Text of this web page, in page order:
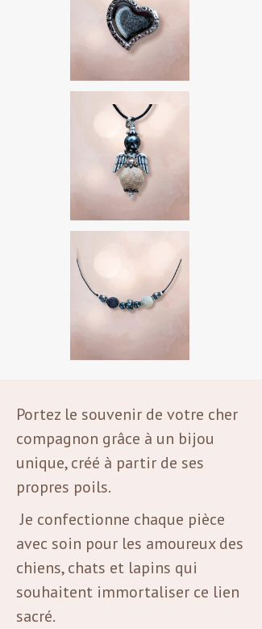
Portez le souvenir de votre cher
compagnon grâce à un bijou
unique, créé à partir de ses
propres poils.
Je confectionne chaque pièce
avec soin pour les amoureux des
chiens, chats et lapins qui
souhaitent immortaliser ce lien
sacré.